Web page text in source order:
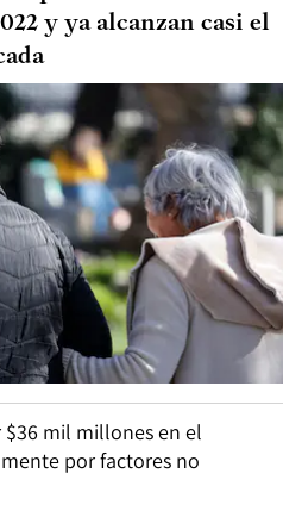
y ya alcanzan casi el
mil millones en el
por factores no